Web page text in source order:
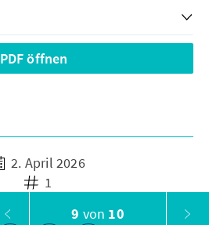
PDF öffnen
2. April 2026
1
9 von 10